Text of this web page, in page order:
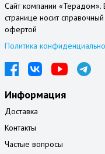
Сайт компании
странице носит
офертой
Политика
Информация
Доставка
Контакты
Частые вопросы